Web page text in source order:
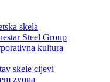
skela
Steel Group
kultura
skele cijevi
zvona